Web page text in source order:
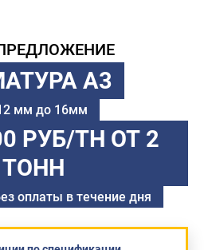
А3
мм до 16мм
РУБ/ТН ОТ 2
ТОНН
оплаты в течение дня